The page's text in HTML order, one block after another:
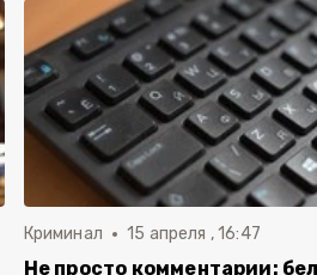
Криминал 15 апреля , 16:47
Не просто комментарии: